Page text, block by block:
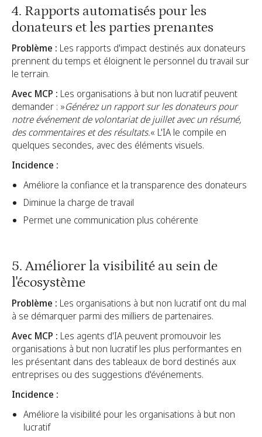
4. Rapports automatisés pour les
donateurs et les parties prenantes
Problème : Les rapports d'impact destinés aux donateurs
prennent du temps et éloignent le personnel du travail sur
le terrain.
Avec MCP : Les organisations à but non lucratif peuvent
demander : »Générez un rapport sur les donateurs pour
notre événement de volontariat de juillet avec un résumé,
des commentaires et des résultats.« L'IA le compile en
quelques secondes, avec des éléments visuels.
Incidence :
Améliore la confiance et la transparence des donateurs
Diminue la charge de travail
Permet une communication plus cohérente
5. Améliorer la visibilité au sein de
l'écosystème
Problème : Les organisations à but non lucratif ont du mal
à se démarquer parmi des milliers de partenaires.
Avec MCP : Les agents d'IA peuvent promouvoir les
organisations à but non lucratif les plus performantes en
les présentant dans des tableaux de bord destinés aux
entreprises ou des suggestions d'événements.
Incidence :
Améliore la visibilité pour les organisations à but non
lucratif